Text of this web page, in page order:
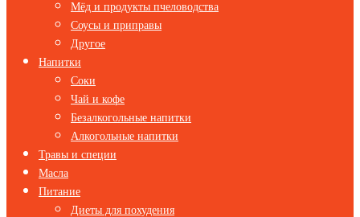
Мёд и продукты пчеловодства
Соусы и приправы
Другое
Напитки
Соки
Чай и кофе
Безалкогольные напитки
Алкогольные напитки
Травы и специи
Масла
Питание
Диеты для похудения